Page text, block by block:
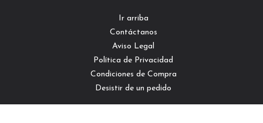
Ir arriba
Contáctanos
Aviso Legal
Política de Privacidad
Condiciones de Compra
Desistir de un pedido